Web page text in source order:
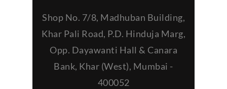
Shop No. 7/8, Madhuban Building,
Khar Pali Road, P.D. Hinduja Marg,
Opp. Dayawanti Hall & Canara
Bank, Khar (West), Mumbai -
400052